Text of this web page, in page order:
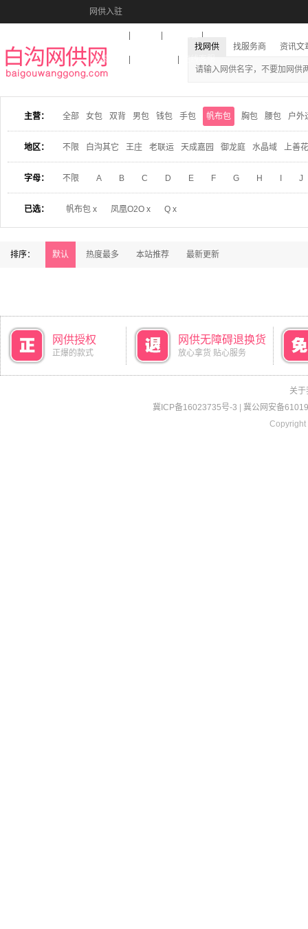
网供入驻
收藏本站
找网供 找服务商 资讯文
主营： 全部 女包 双背 男包 钱包 手包 帆布包 胸包 腰包 户外
地区： 不限 白沟其它 王庄 老联运 天成嘉园 御龙庭 水晶域 上善
字母： 不限 A B C D E F G H J
已选： 帆布包 x 凤凰O2O x Q x
排序： 默认 热度最多 本站推荐 最新更新
网供授权
正爆的款式
网供无障碍退换货
放心拿货 贴心服务
关于
冀ICP备16023735号-3
冀公网安备